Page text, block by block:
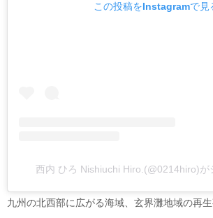
この投稿をInstagramで見
西内 ひろ Nishiuchi Hiro.(@0214hiro)が
九州の北西部に広がる海域、玄界灘地域の再生